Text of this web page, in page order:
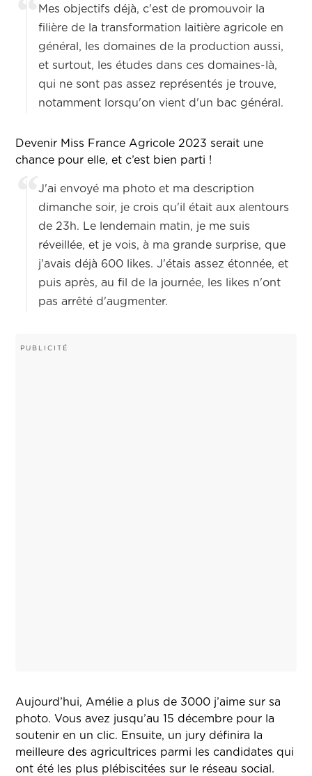
Mes objectifs déjà, c'est de promouvoir la
filière de la transformation laitière agricole en
général, les domaines de la production aussi,
et surtout, les études dans ces domaines-là,
qui ne sont pas assez représentés je trouve,
notamment lorsqu'on vient d'un bac général.
Devenir Miss France Agricole 2023 serait une
chance pour elle, et c’est bien parti !
J'ai envoyé ma photo et ma description
dimanche soir, je crois qu'il était aux alentours
de 23h. Le lendemain matin, je me suis
réveillée, et je vois, à ma grande surprise, que
j'avais déjà 600 likes. J'étais assez étonnée, et
puis après, au fil de la journée, les likes n'ont
pas arrêté d'augmenter.
Aujourd’hui, Amélie a plus de 3000 j’aime sur sa
photo. Vous avez jusqu’au 15 décembre pour la
soutenir en un clic. Ensuite, un jury définira la
meilleure des agricultrices parmi les candidates qui
ont été les plus plébiscitées sur le réseau social.